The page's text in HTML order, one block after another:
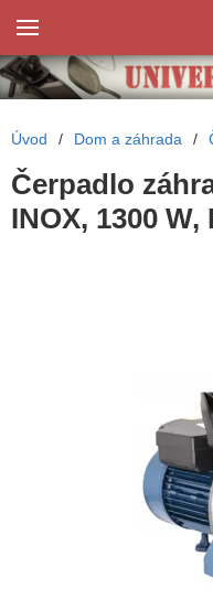
Úvod / Dom a záhrada /
Čerpadlo
INOX, 1300 W,